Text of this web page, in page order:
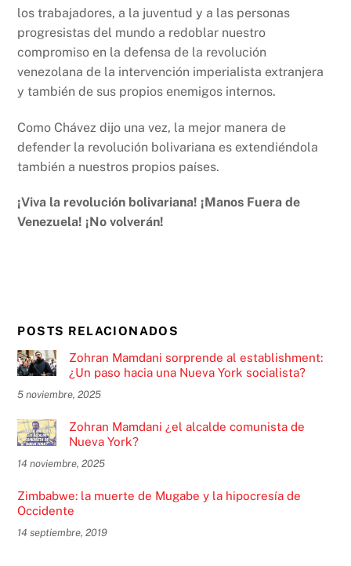
los trabajadores, a la juventud y a las personas
progresistas del mundo a redoblar nuestro
compromiso en la defensa de la revolución
venezolana de la intervención imperialista extranjera
y también de sus propios enemigos internos.
Como Chávez dijo una vez, la mejor manera de
defender la revolución bolivariana es extendiéndola
también a nuestros propios países.
¡Viva la revolución bolivariana! ¡Manos Fuera de
Venezuela! ¡No volverán!
POSTS RELACIONADOS
Zohran Mamdani sorprende al establishment:
¿Un paso hacia una Nueva York socialista?
5 noviembre, 2025
Zohran Mamdani ¿el alcalde comunista de
Nueva York?
14 noviembre, 2025
Zimbabwe: la muerte de Mugabe y la hipocresía de
Occidente
14 septiembre, 2019